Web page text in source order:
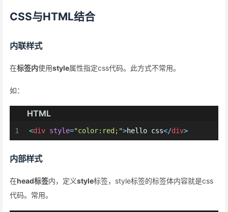
CSS与HTML结合
内联样式
在标签内使用style属性指定css代码。此方式不常用。
如：
HTML
1 <div style="color:red;">hello css</div>
内部样式
在head标签内，定义style标签，style标签的标签体内容就是css
代码。常用。